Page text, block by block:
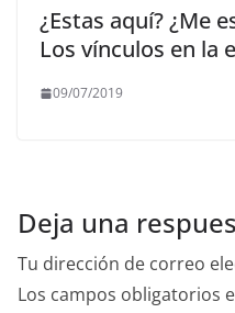
¿Estas aquí? ¿Me
Los vínculos en la
09/07/2019
Deja una
Tu dirección de correo
Los campos obligatorios